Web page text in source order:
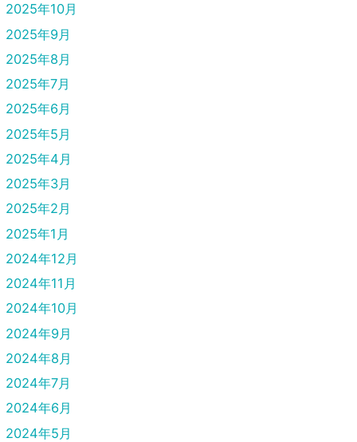
2025年10月
2025年9月
2025年8月
2025年7月
2025年6月
2025年5月
2025年4月
2025年3月
2025年2月
2025年1月
2024年12月
2024年11月
2024年10月
2024年9月
2024年8月
2024年7月
2024年6月
2024年5月